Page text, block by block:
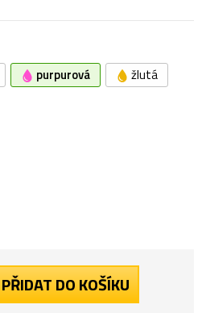
purpurová žlutá
PŘIDAT DO KOŠÍKU